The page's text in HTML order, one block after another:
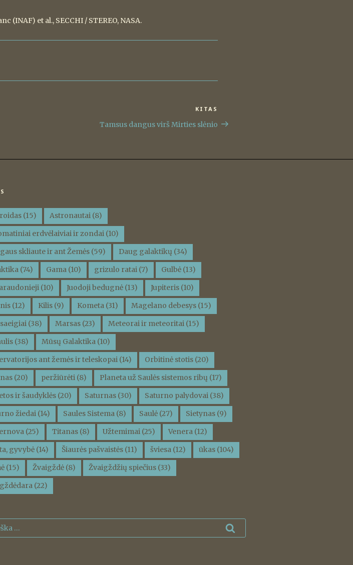
(INAF) et al., SECCHI / STEREO, NASA.
įrašas
KITAS
Tamsus dangus virš Mirties slėnio
(15) Astronautai(8)
erdvėlaiviai ir zondai(10)
skliaute ir ant Žemės(59) Daug galaktikų (34)
(74) Gama(10) grizulo ratai(7) Gulbė(13)
(10) Juodoji bedugnė(13) Jupiteris(10)
(12) Kilis(9) Kometa(31) Magelano debesys(15)
(38) Marsas(23) Meteorai ir meteoritai(15)
(38) Mūsų Galaktika(10)
ant žemės ir teleskopai(14) Orbitinė stotis(20)
(20) peržiūrėti(8) Planeta už Saulės sistemos ribų (17)
ir šaudyklės(20) Saturnas(30) Saturno palydovai(38)
žiedai(14) Saules Sistema(8) Saulė(27) Sietynas(9)
(25) Titanas(8) Užtemimai(25) Venera(12)
gyvybė(14) Šiaurės pašvaistės(11) šviesa(12) ūkas(104)
(15) Žvaigždė(8) Žvaigždžių spiečius(33)
(22)